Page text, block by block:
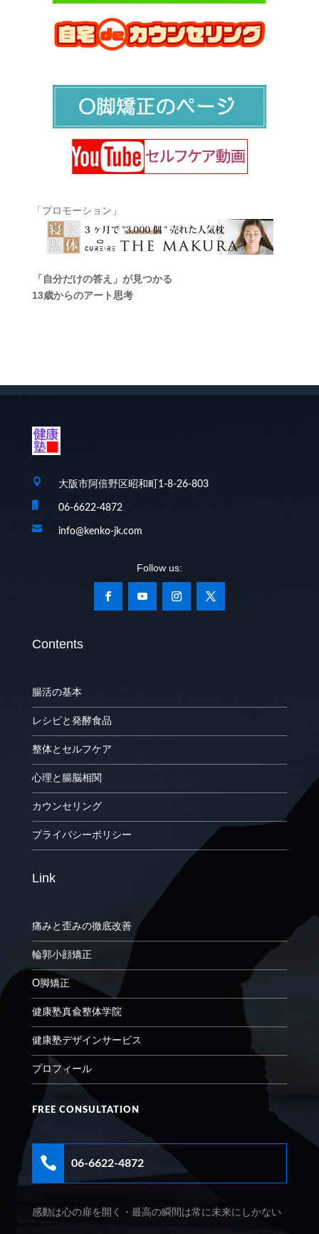
「プロモーション」
「自分だけの答え」が見つかる
13歳からのアート思考
 大阪市阿倍野区昭和町1-8-26-803
06-6622-4872
 info@kenko-jk.com
Contents
腸活の基本
レシピと発酵食品
整体とセルフケア
心理と腸脳相関
カウンセリング
プライバシーポリシー
Link
痛みと歪みの徹底改善
輪郭小顔矯正
O脚矯正
健康塾真兪整体学院
健康塾デザインサービス
プロフィール
FREE CONSULTATION
 06-6622-4872
感動は心の扉を開く・最高の瞬間は常に未来にしかない